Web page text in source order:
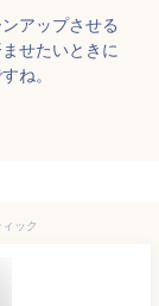
アップさせる
せたいときに
ね。
ック